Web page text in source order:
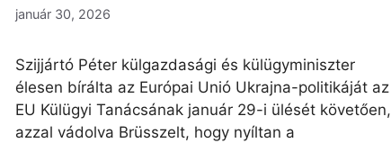
január 30, 2026
Szijjártó Péter külgazdasági és külügyminiszter
élesen bírálta az Európai Unió Ukrajna-politikáját az
EU Külügyi Tanácsának január 29-i ülését követően,
azzal vádolva Brüsszelt, hogy nyíltan a